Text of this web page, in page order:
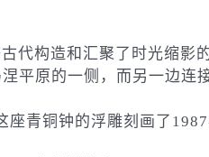
代构造和汇聚了时光缩影
平原的一侧，而另一边连
青铜钟的浮雕刻画了